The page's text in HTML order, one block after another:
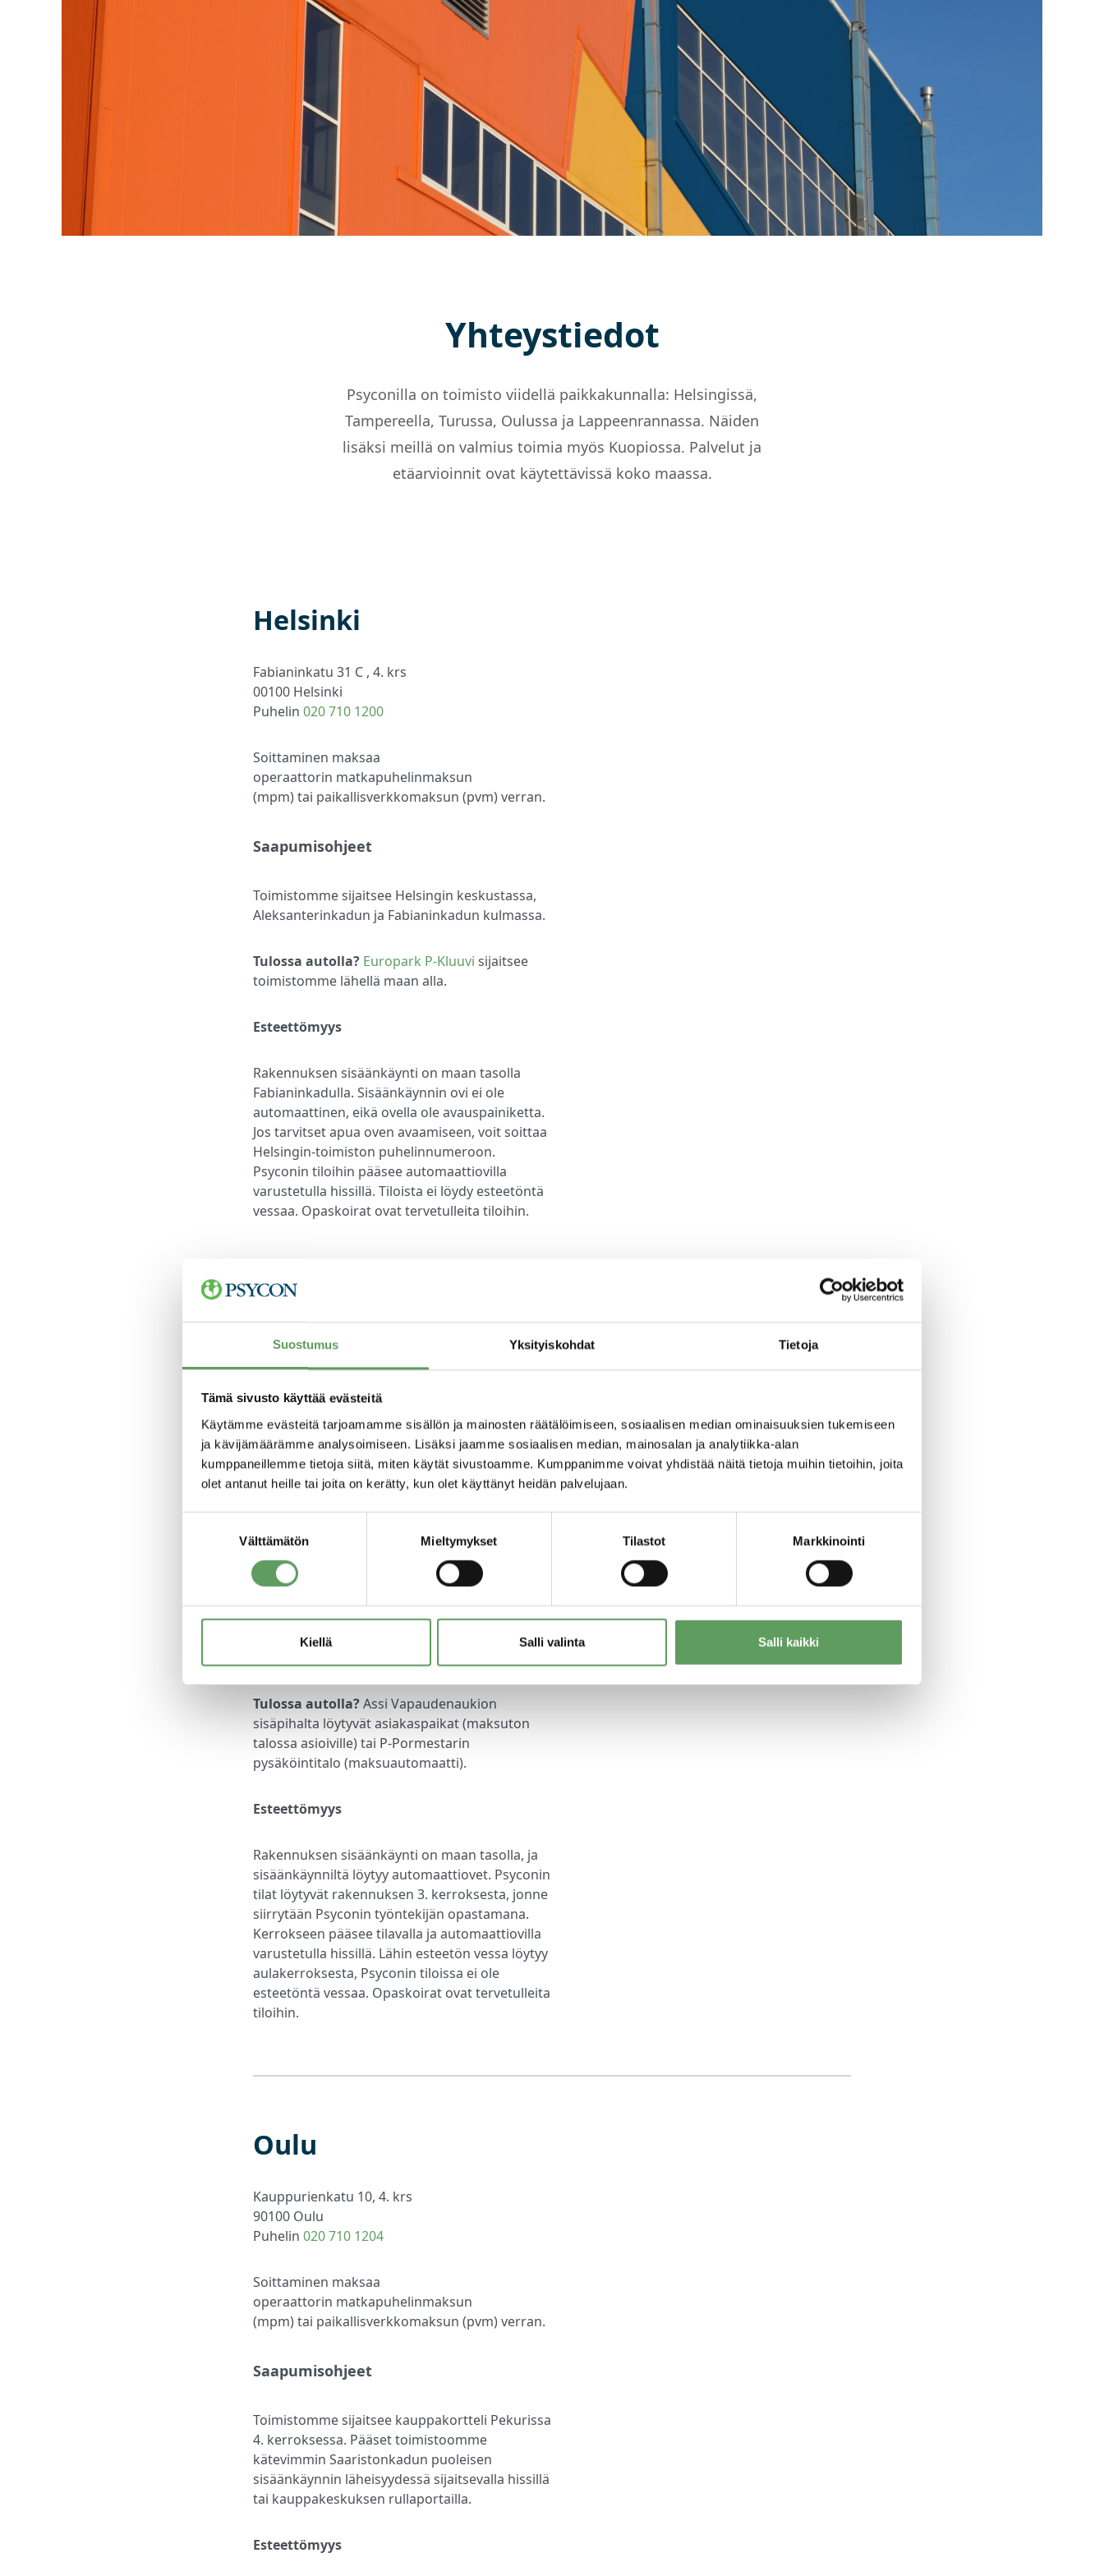
Suostumus Yksityiskohdat Tietoja
Tämä sivusto käyttää evästeitä
Käytämme evästeitä tarjoamamme sisällön ja mainosten räätälöimiseen, sosiaalisen median ominaisuuksien tukemiseen
ja kävijämäärämme analysoimiseen. Lisäksi jaamme sosiaalisen median, mainosalan ja analytiikka-alan
kumppaneillemme tietoja siitä, miten käytät sivustoamme. Kumppanimme voivat yhdistää näitä tietoja muihin tietoihin, joita
olet antanut heille tai joita on kerätty, kun olet käyttänyt heidän palvelujaan.
Välttämätön Mieltymykset Tilastot Markkinointi
Kiellä Salli valinta Salli kaikki
Yhteystiedot
Psyconilla on toimisto viidellä paikkakunnalla: Helsingissä,
Tampereella, Turussa, Oulussa ja Lappeenrannassa. Näiden
lisäksi meillä on valmius toimia myös Kuopiossa. Palvelut ja
etäarvioinnit ovat käytettävissä koko maassa.
Helsinki
Fabianinkatu 31 C , 4. krs
00100 Helsinki
Puhelin 020 710 1200
Soittaminen maksaa
operaattorin matkapuhelinmaksun
(mpm) tai paikallisverkkomaksun (pvm) verran.
Saapumisohjeet
Toimistomme sijaitsee Helsingin keskustassa,
Aleksanterinkadun ja Fabianinkadun kulmassa.
Tulossa autolla? Europark P-Kluuvi sijaitsee
toimistomme lähellä maan alla.
Esteettömyys
Rakennuksen sisäänkäynti on maan tasolla
Fabianinkadulla. Sisäänkäynnin ovi ei ole
automaattinen, eikä ovella ole avauspainiketta.
Jos tarvitset apua oven avaamiseen, voit soittaa
Helsingin-toimiston puhelinnumeroon.
Psyconin tiloihin pääsee automaattiovilla
varustetulla hissillä. Tiloista ei löydy esteetöntä
vessaa. Opaskoirat ovat tervetulleita tiloihin.
Lappeenranta
Valtakatu 49 (Assi Vapaudenaukio)
Puhelin020 710 1202
Soittaminen maksaa
Saapumisohjeet
Toimistomme sijaitsee Assi Vapaudenaukio -
rakennuksessa. Ilmoittaudu Assi-talon info-
Tulossa autolla?Assi Vapaudenaukion
sisäpihalta löytyvät asiakaspaikat (maksuton
talossa asioiville) tai P-Pormestarin
pysäköintitalo (maksuautomaatti).
Esteettömyys
Rakennuksen sisäänkäynti on maan tasolla, ja
sisäänkäynniltä löytyy automaattiovet. Psyconin
tilat löytyvät rakennuksen 3. kerroksesta, jonne
siirrytään Psyconin työntekijän opastamana.
Kerrokseen pääsee tilavalla ja automaattiovilla
varustetulla hissillä. Lähin esteetön vessa löytyy
aulakerroksesta, Psyconin tiloissa ei ole
esteetöntä vessaa. Opaskoirat ovat tervetulleita
tiloihin.
Oulu
Kauppurienkatu 10, 4. krs
90100 Oulu
Puhelin 020 710 1204
Soittaminen maksaa
operaattorin matkapuhelinmaksun
(mpm) tai paikallisverkkomaksun (pvm) verran.
Saapumisohjeet
Toimistomme sijaitsee kauppakortteli Pekurissa
4. kerroksessa. Pääset toimistoomme
kätevimmin Saaristonkadun puoleisen
sisäänkäynnin läheisyydessä sijaitsevalla hissillä
tai kauppakeskuksen rullaportailla.
Esteettömyys